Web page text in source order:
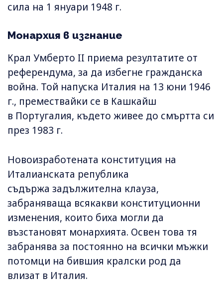
сила на 1 януари 1948 г.
Монархия в изгнание
Крал Умберто II приема резултатите от
референдума, за да избегне гражданска
война. Той напуска Италия на 13 юни 1946
г., премествайки се в Кашкайш
в Португалия, където живее до смъртта си
през 1983 г.
Новоизработената конституция на
Италианската република
съдържа задължителна клауза,
забраняваща всякакви конституционни
изменения, които биха могли да
възстановят монархията. Освен това тя
забранява за постоянно на всички мъжки
потомци на бившия кралски род да
влизат в Италия.